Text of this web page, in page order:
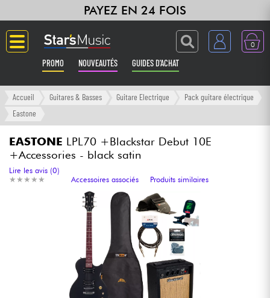
PAYEZ EN 24 FOIS
0
PROMO NOUVEAUTÉS GUIDES D'ACHAT
Langue
Amplis & Effets
Synthés & Sampleurs
Home Studio
Casques
Accueil Guitares & Basses Guitare Electrique
Pack guitare électrique
Eastone
EASTONE LPL70 +Blackstar Debut 10E
+Accessories - black satin
★ ★ ★ ★ ★
★ ★ ★ ★ ★
Lire les avis (0)
Accessoires associés
Produits similaires